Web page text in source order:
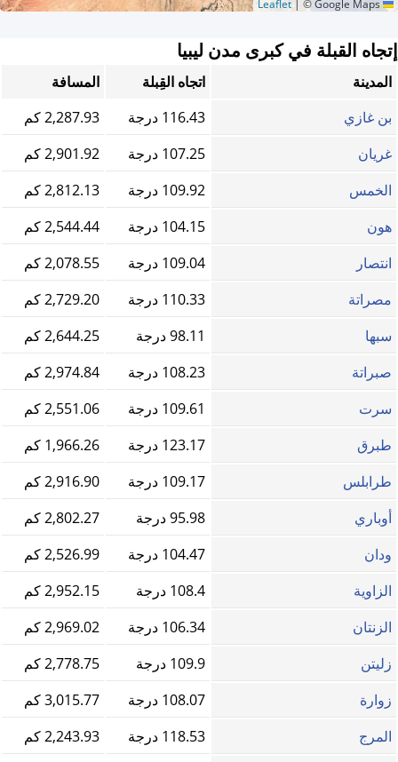
© Google Maps
إتجاه القبلة في كبرى مدن ليبيا
المدينة اتجاه القِبلة
المسافة
بن غازي
116.43 درجة
2,287.93 كم
غريان
107.25 درجة
2,901.92 كم
الخمس
109.92 درجة
2,812.13 كم
هون
104.15 درجة
2,544.44 كم
انتصار
109.04 درجة
2,078.55 كم
مصراتة
110.33 درجة
2,729.20 كم
سبها
98.11 درجة
2,644.25 كم
صبراتة
108.23 درجة
2,974.84 كم
سرت
109.61 درجة
2,551.06 كم
طبرق
123.17 درجة
1,966.26 كم
طرابلس
109.17 درجة
2,916.90 كم
أوباري
95.98 درجة
2,802.27 كم
ودان
104.47 درجة
2,526.99 كم
الزاوية
108.4 درجة
2,952.15 كم
الزنتان
106.34 درجة
2,969.02 كم
زليتن
109.9 درجة
2,778.75 كم
زوارة
108.07 درجة
3,015.77 كم
المرج
118.53 درجة
2,243.93 كم